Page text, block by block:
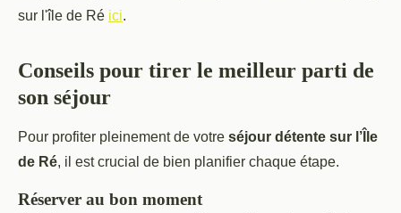
sur l'île de Ré ici.
Conseils pour tirer le meilleur parti de
son séjour
Pour profiter pleinement de votre séjour détente sur l’Île
de Ré, il est crucial de bien planifier chaque étape.
Réserver au bon moment